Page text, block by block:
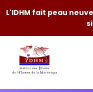
L'IDHM fait peau